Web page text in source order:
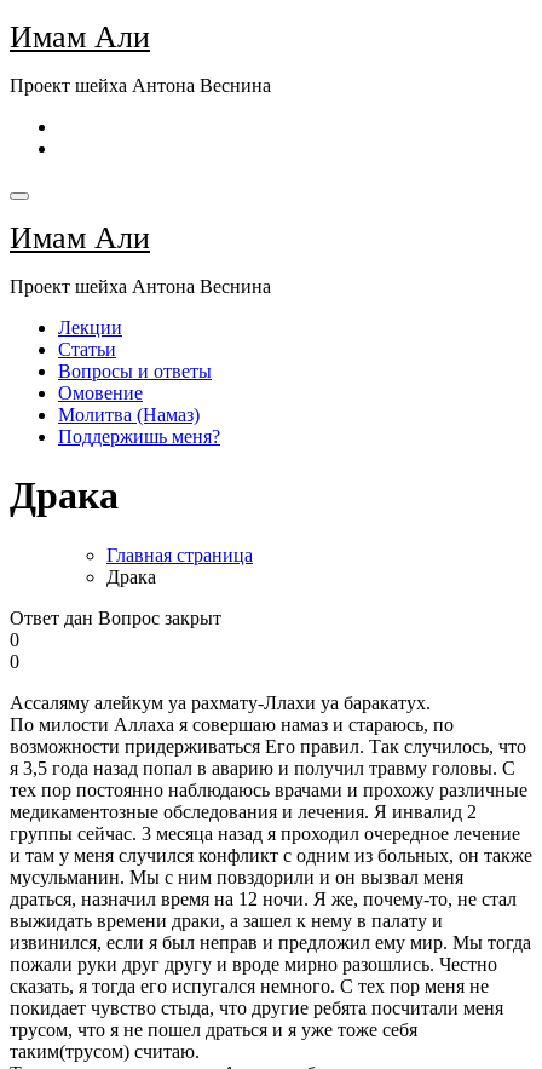
Перейти
к
Имам Али
Проект шейха Антона Веснина
Имам Али
Проект шейха Антона Веснина
Лекции
Статьи
Вопросы и ответы
Омовение
Молитва (Намаз)
Поддержишь меня?
Драка
Главная страница
Драка
Ответ дан Вопрос закрыт
0
0
Ассаляму алейкум уа рахмату-Ллахи уа баракатух.
По милости Аллаха я совершаю намаз и стараюсь, по
возможности придерживаться Его правил. Так случилось, что
я 3,5 года назад попал в аварию и получил травму головы. С
тех пор постоянно наблюдаюсь врачами и прохожу различные
медикаментозные обследования и лечения. Я инвалид 2
группы сейчас. 3 месяца назад я проходил очередное лечение
и там у меня случился конфликт с одним из больных, он также
мусульманин. Мы с ним повздорили и он вызвал меня
драться, назначил время на 12 ночи. Я же, почему-то, не стал
выжидать времени драки, а зашел к нему в палату и
извинился, если я был неправ и предложил ему мир. Мы тогда
пожали руки друг другу и вроде мирно разошлись. Честно
сказать, я тогда его испугался немного. С тех пор меня не
покидает чувство стыда, что другие ребята посчитали меня
трусом, что я не пошел драться и я уже тоже себя
таким(трусом) считаю.